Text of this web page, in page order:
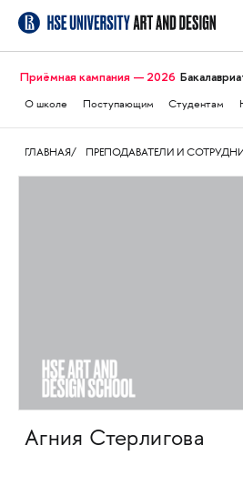
Приёмная кампания — 2026
О школе Поступающим Студентам
ГЛАВНАЯ ПРЕПОДАВАТЕЛИ И
Агния Стерлигова